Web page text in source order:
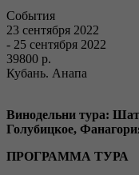
События
23 сентября 2022
- 25 сентября 2022
39800 р.
Кубань. Анапа
Винодельни тура:
Голубицкое,
ПРОГРАММА ТУРА